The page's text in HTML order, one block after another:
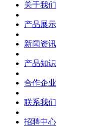
关于我们
产品展示
新闻资讯
产品知识
合作企业
联系我们
招聘中心